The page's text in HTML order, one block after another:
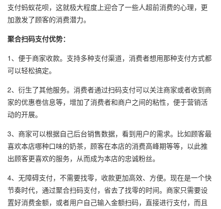
支付蚂蚁花呗，这就极大程度上迎合了一些人超前消费的心理，更
加激发了顾客的消费潜力。
聚合扫码支付优势：
1、便于商家收款。支持多种支付渠道，消费者想用那种支付方式都
可以轻松搞定。
2、衍生了其他服务。消费者通过扫码支付可以关注商家或者收到商
家的优惠卷信息等，增加了消费者和商户之间的粘性，便于营销活
动的开展。
3、商家可以根据自己后台销售数据，看到用户的需求。比如顾客最
喜欢本店哪种口味的奶茶，顾客在本店的消费高峰期等等，以此推
出顾客更喜欢的服务，从而成为本店的忠诚粉丝。
4、无障碍支付，不需要找零，收款更加高效、方便。现在是一个快
节奏时代，通过聚合扫码支付，省去了找零的时间。商家只需要设
置好消费金额，或者用户自己输入金额扫码，直接进行支付，而且